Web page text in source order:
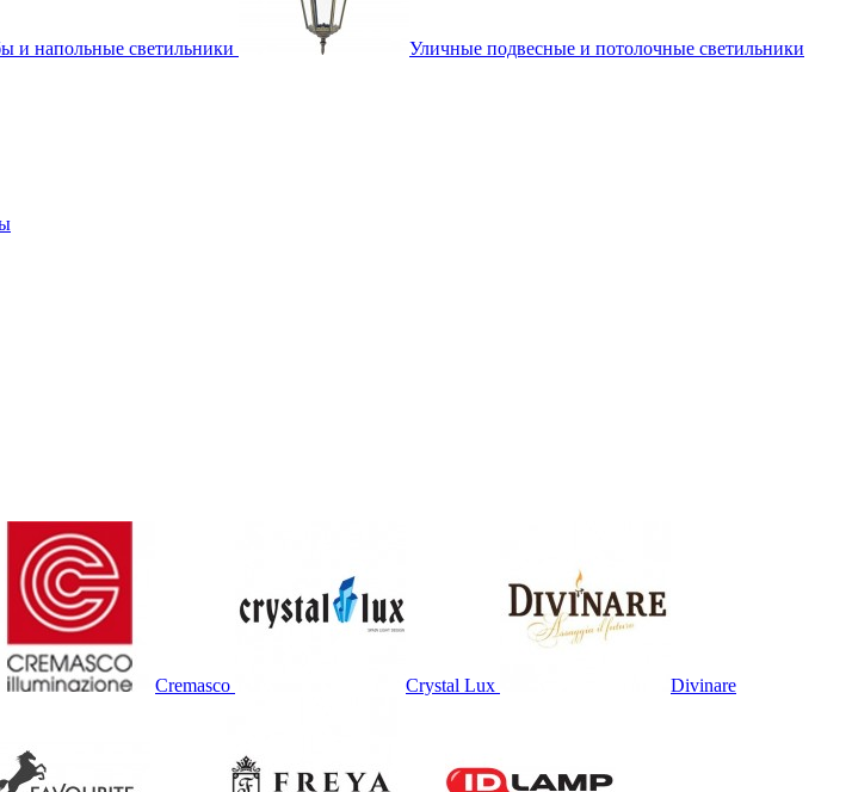
и напольные светильники Уличные подвесные и потолочные светильники
Cremasco Crystal Lux Divinare